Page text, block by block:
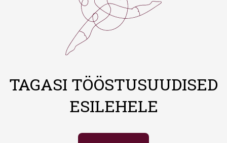
TAGASI TÖÖSTUSUUDISED
ESILEHELE